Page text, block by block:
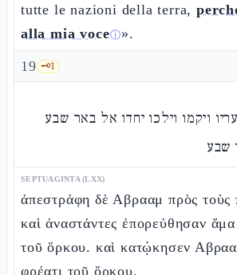
tutte le nazioni della terra,
alla mia voceⓘ».
19 🗝️1
ויקמו וילכו יחדו אל באר שבע
שבע
SEPTUAGINTA (LXX)
ἀπεστράφη δὲ Αβρααμ πρὸς τοὺς
καὶ ἀναστάντες ἐπορεύθησαν
τοῦ ὅρκου. καὶ κατῴκησεν
φρέατι τοῦ ὅρκου.